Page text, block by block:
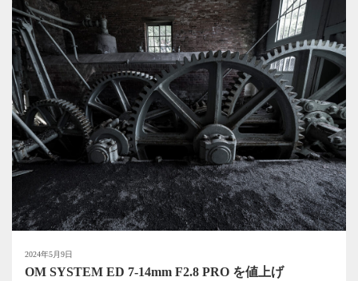
2024年5月9日
OM SYSTEM ED 7-14mm F2.8 PRO を値上げ